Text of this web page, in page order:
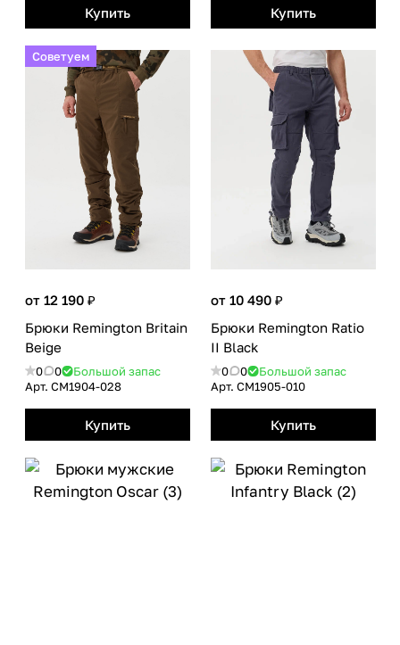
Купить Купить
Советуем
от 12 190 ₽
Брюки Remington Britain
Beige
0 0
Большой запас
Арт. CM1904-028
Купить
от 10 490 ₽
Брюки Remington Ratio
II Black
0 0
Большой запас
Арт. CM1905-010
Купить